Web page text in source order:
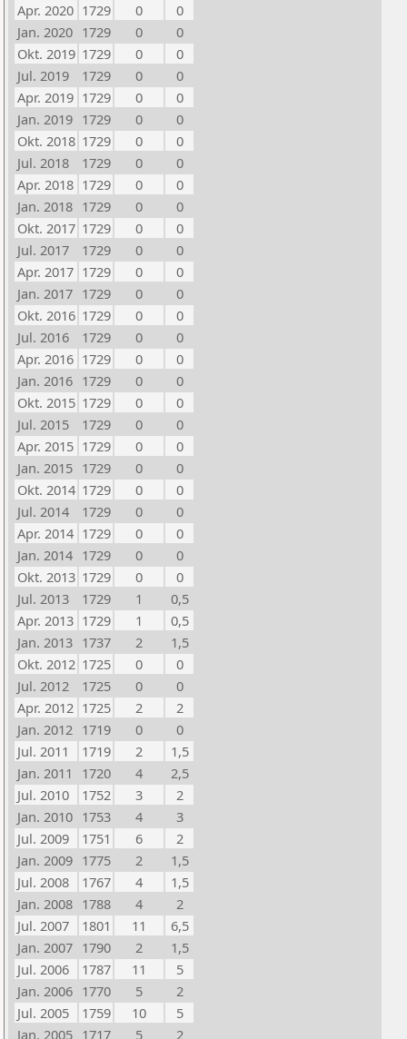
Apr. 2020 1729 0
0
Jan. 2020 1729 0
0
Okt. 2019 1729 0
0
Jul. 2019
1729 0
0
Apr. 2019 1729 0
0
Jan. 2019 1729 0
0
Okt. 2018 1729 0
0
Jul. 2018
1729 0
0
Apr. 2018 1729 0
0
Jan. 2018 1729 0
0
Okt. 2017 1729 0
0
Jul. 2017
1729 0
0
Apr. 2017 1729 0
0
Jan. 2017 1729 0
0
Okt. 2016 1729 0
0
Jul. 2016
1729 0
0
Apr. 2016 1729 0
0
Jan. 2016 1729 0
0
Okt. 2015 1729 0
0
Jul. 2015
1729 0
0
Apr. 2015 1729 0
0
Jan. 2015 1729 0
0
Okt. 2014 1729 0
0
Jul. 2014
1729 0
0
Apr. 2014 1729 0
0
Jan. 2014 1729 0
0
Okt. 2013 1729 0
0
Jul. 2013
1729 1
0,5
Apr. 2013 1729 1
0,5
Jan. 2013 1737 2
1,5
Okt. 2012 1725 0
0
Jul. 2012
1725 0
0
Apr. 2012 1725 2
2
Jan. 2012 1719 0
0
Jul. 2011
1719 2
1,5
Jan. 2011
1720 4
2,5
Jul. 2010
1752 3
2
Jan. 2010 1753 4
3
Jul. 2009
1751 6
2
Jan. 2009 1775 2
1,5
Jul. 2008
1767 4
1,5
Jan. 2008 1788 4
2
Jul. 2007
1801 11
6,5
Jan. 2007 1790 2
1,5
Jul. 2006
1787 11
5
Jan. 2006 1770 5
2
Jul. 2005
1759 10
5
Jan. 2005 1717 5
2